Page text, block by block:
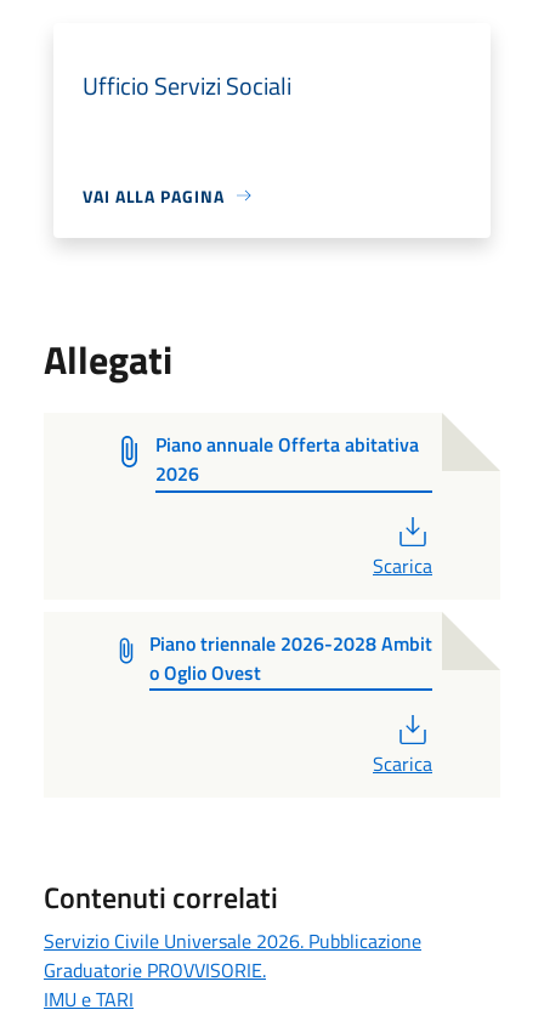
Ufficio Servizi Sociali
VAI ALLA PAGINA
Allegati
Piano annuale Offerta abitativa
2026
Scarica
Piano triennale 2026-2028 Ambit
o Oglio Ovest
Scarica
Contenuti correlati
Servizio Civile Universale 2026. Pubblicazione
Graduatorie PROVVISORIE.
IMU e TARI